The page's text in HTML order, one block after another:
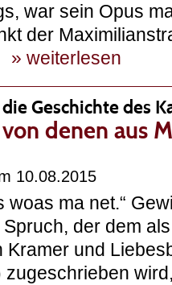
war sein Opus
der
» weiterlesen
Geschichte des
denen aus
10.08.2015
woas ma net.“
der dem
Kramer und